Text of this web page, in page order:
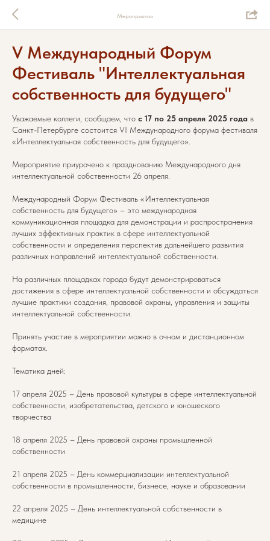
Мероприятия
V Международный Форум
Фестиваль "Интеллектуальная
собственность для будущего"
Уважаемые коллеги, сообщаем, что с 17 по 25 апреля 2025 года в
Санкт-Петербурге состоится VI Международного форума фестиваля
«Интеллектуальная собственность для будущего».
Мероприятие приурочено к празднованию Международного дня
интеллектуальной собственности 26 апреля.
Международный Форум Фестиваль «Интеллектуальная
собственность для будущего» – это международная
коммуникационная площадка для демонстрации и распространения
лучших эффективных практик в сфере интеллектуальной
собственности и определения перспектив дальнейшего развития
различных направлений интеллектуальной собственности.
На различных площадках города будут демонстрироваться
достижения в сфере интеллектуальной собственности и обсуждаться
лучшие практики создания, правовой охраны, управления и защиты
интеллектуальной собственности.
Принять участие в мероприятии можно в очном и дистанционном
форматах.
Тематика дней:
17 апреля 2025 – День правовой культуры в сфере интеллектуальной
собственности, изобретательства, детского и юношеского
творчества
18 апреля 2025 – День правовой охраны промышленной
собственности
21 апреля 2025 – День коммерциализации интеллектуальной
собственности в промышленности, бизнесе, науке и образовании
22 апреля 2025 – День интеллектуальной собственности в
медицине